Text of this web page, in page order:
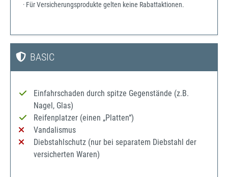
· Für Versicherungsprodukte gelten keine Rabattaktionen.
BASIC
Einfahrschaden durch spitze Gegenstände (z.B.
Nagel, Glas)
Reifenplatzer (einen „Platten“)
Vandalismus
Diebstahlschutz (nur bei separatem Diebstahl der
versicherten Waren)